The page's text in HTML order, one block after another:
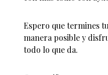
Espero que termines
manera posible y
todo lo que da.